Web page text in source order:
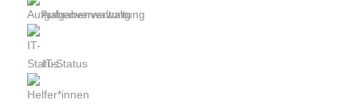
Aufgabenverwaltung
IT-Status